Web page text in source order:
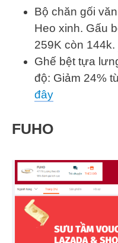
Bộ chăn gối
Heo xinh. Gấu
259K còn 144k.
Ghế bệt tựa
độ: Giảm 24%
đây
FUHO